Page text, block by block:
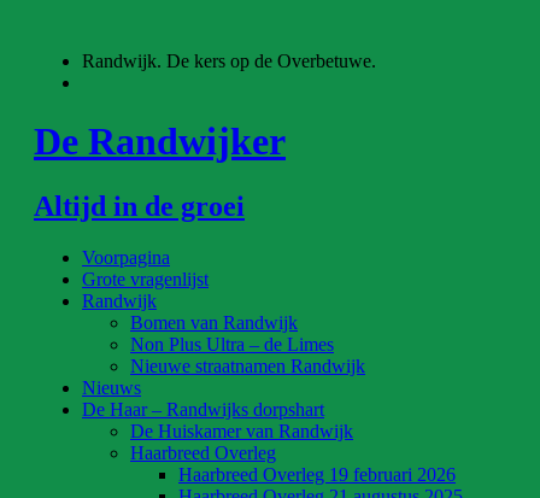
inhoud
Randwijk. De kers op de Overbetuwe.
De Randwijker
Altijd in de groei
Voorpagina
Grote vragenlijst
Randwijk
Bomen van Randwijk
Non Plus Ultra – de Limes
Nieuwe straatnamen Randwijk
Nieuws
De Haar – Randwijks dorpshart
De Huiskamer van Randwijk
Haarbreed Overleg
Haarbreed Overleg 19 februari 2026